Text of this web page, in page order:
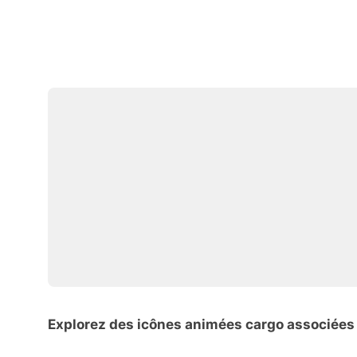
Explorez des icônes animées cargo associées